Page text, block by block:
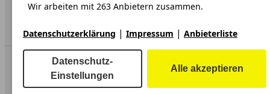
Service
In Verbindung bleiben
Wir arbeiten mit 263 Anbietern zusammen.
Datenschutzerklärung | Impressum | Anbieterliste
Datenschutz-
Einstellungen
Alle akzeptieren